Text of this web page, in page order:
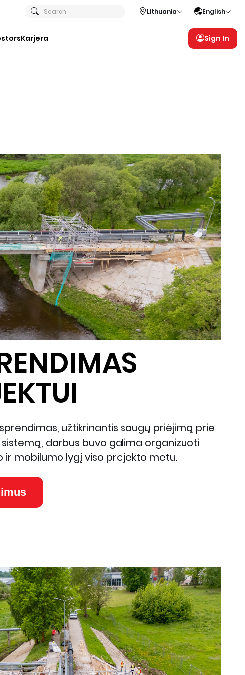
Search Lithuania English
Karjera Sign In
užtikrinantis saugų priėjimą prie
darbus buvo galima organizuoti
mobilumo lygį viso projekto metu.